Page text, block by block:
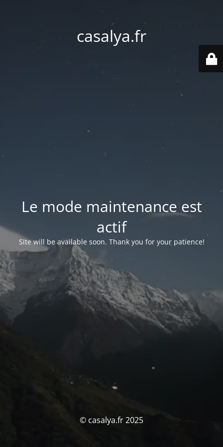
casalya.fr
Le mode maintenance est
actif
Site will be available soon. Thank you for your patience!
© casalya.fr 2025